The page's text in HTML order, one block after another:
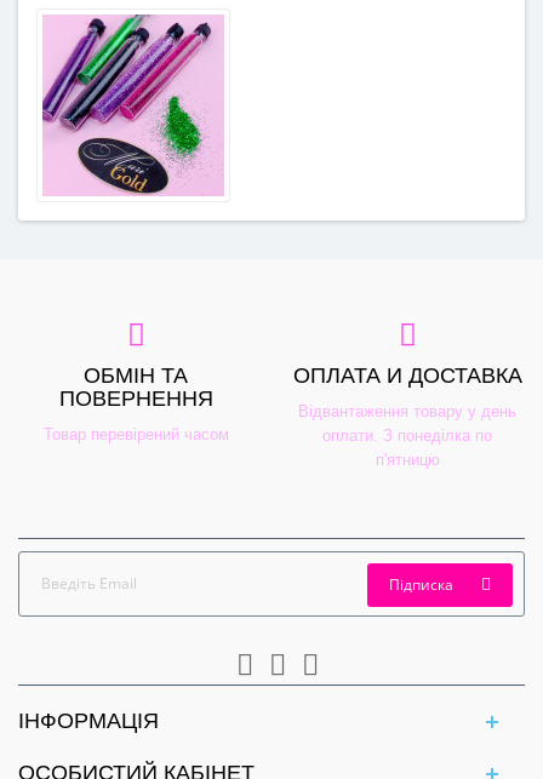
ОБМІН ТА
ПОВЕРНЕННЯ
Товар перевірений часом
ОПЛАТА И ДОСТАВКА
Відвантаження товару у день
оплати. З понеділка по
п'ятницю
Підписка
ІНФОРМАЦІЯ
ОСОБИСТИЙ КАБІНЕТ